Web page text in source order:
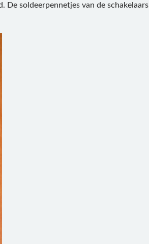
De soldeerpennetjes van de schakelaars